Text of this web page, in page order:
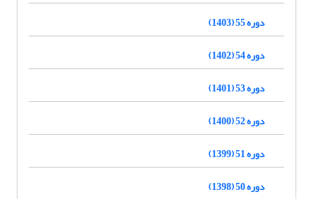
دوره 55 (1403)
دوره 54 (1402)
دوره 53 (1401)
دوره 52 (1400)
دوره 51 (1399)
دوره 50 (1398)